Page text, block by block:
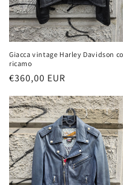
Giacca vintage Harley Davidson
ricamo
Prezzo
listino
€360,00 EUR